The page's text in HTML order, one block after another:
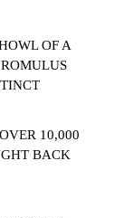
OF A
10,000
BACK